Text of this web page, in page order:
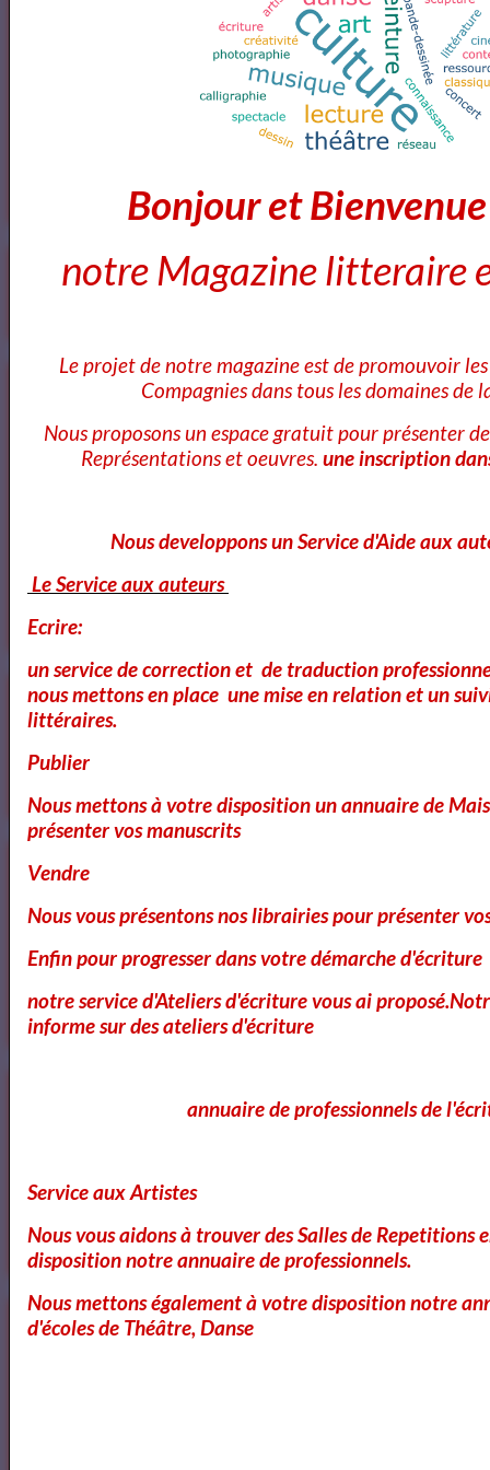
<a href="http://www.artquid.com" title="ArtQuid, The Art World
Marketplace."><img style="border:1px solid #eee;"
src="https://artquid-
alt="ArtQuid" /></a>
Goodreads
Annuaires des Cours et ateliers d'ecriture Paris
Ecole Les Mots
Voici ce que vous pouvez lire dans notre
Magazine
Cours Ateliers Formations
Cours et Formation Paris
Annuaire et Formation Cinema
Annuaire des Chroniqueurs littéraires
Bonjour et
notre Magazine litteraire
Le projet de notre magazine est de promouvoir
Compagnies dans tous les domaines de
Nous proposons un espace gratuit pour présenter
Représentations et oeuvres. une inscription
Nous developpons un Service d'Aide aux
Le Service aux auteurs
Ecrire:
un service de correction et de traduction
nous mettons en place une mise en relation et un
littéraires.
Publier
Nous mettons à votre disposition un annuaire de
présenter vos manuscrits
Vendre
Nous vous présentons nos librairies pour présenter
Enfin pour progresser dans votre démarche d'écriture
notre service d'Ateliers d'écriture vous ai
informe sur des ateliers d'écriture
annuaire de professionnels de
Service aux Artistes
Nous vous aidons à trouver des Salles de Repetitions
disposition notre annuaire de professionnels.
Nous mettons également à votre disposition notre
d'écoles de Théâtre, Danse